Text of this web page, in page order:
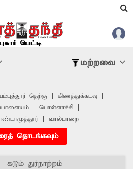
மற்றவை
தெற்கு
கிணத்துக்கடவு
பொள்ளாச்சி
வால்பாறை
தொடங்கவும்
கடும் துர்நாற்றம்